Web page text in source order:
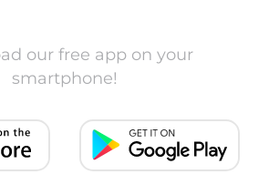
our free app on your
smartphone!